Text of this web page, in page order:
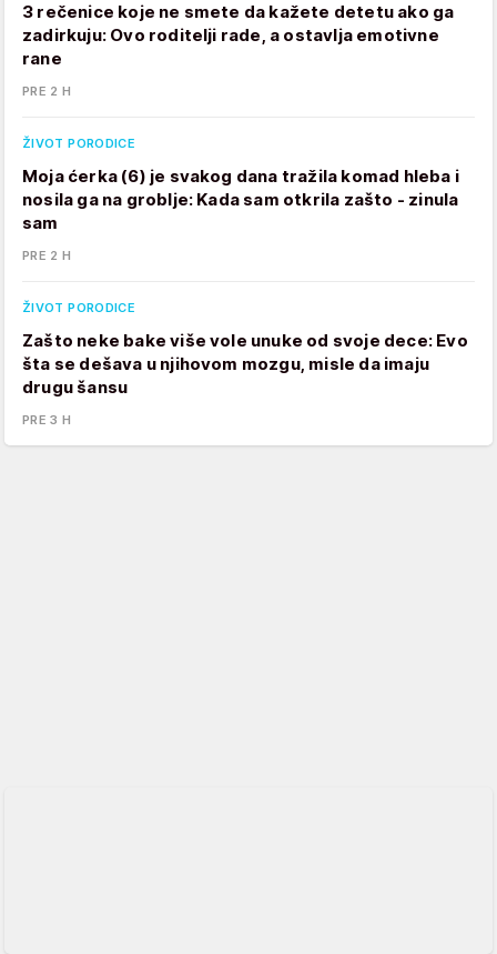
3 rečenice koje ne smete da kažete detetu ako ga
zadirkuju: Ovo roditelji rade, a ostavlja emotivne
rane
PRE 2 H
ŽIVOT PORODICE
Moja ćerka (6) je svakog dana tražila komad hleba i
nosila ga na groblje: Kada sam otkrila zašto - zinula
sam
PRE 2 H
ŽIVOT PORODICE
Zašto neke bake više vole unuke od svoje dece: Evo
šta se dešava u njihovom mozgu, misle da imaju
drugu šansu
PRE 3 H